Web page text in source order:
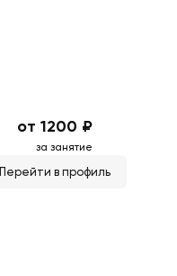
от 1200 ₽
за занятие
Перейти в профиль